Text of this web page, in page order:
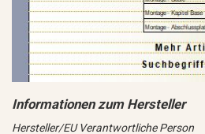
Hersteller/EU Verantwortliche Person